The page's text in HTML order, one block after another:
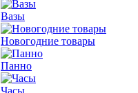
Вазы
Новогодние товары
Панно
Часы